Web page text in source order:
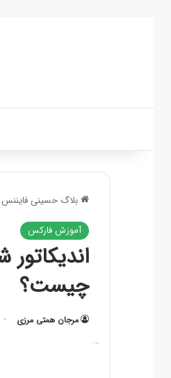
بلاگ حسینی فایننس
آموزش فارکس
چیست؟
مرجان همتی مرزی